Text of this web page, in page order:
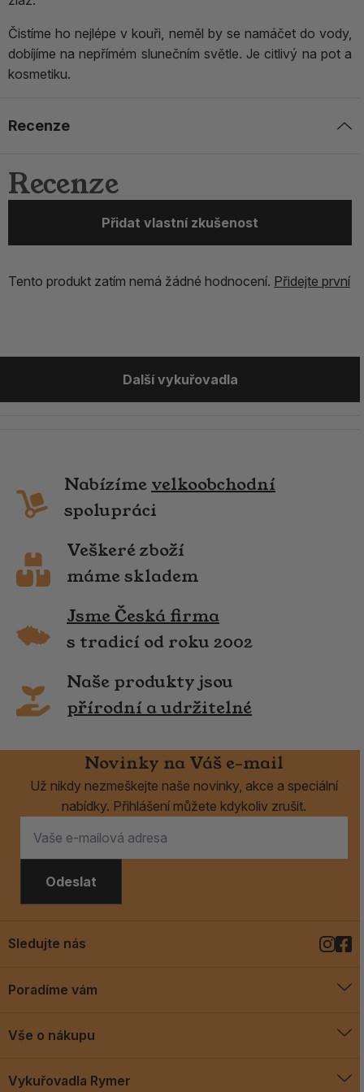
Čistíme ho nejlépe v kouři, neměl by se namáčet do vody,
dobíjíme na nepřímém slunečním světle. Je citlivý na pot a
kosmetiku.
Recenze
Recenze
Přidat vlastní zkušenost
Tento produkt zatím nemá žádné hodnocení. Přidejte první
Další vykuřovadla
Nabízíme velkoobchodní
spolupráci
Veškeré zboží
máme skladem
Jsme Česká firma
s tradicí od roku 2002
Naše produkty jsou
přírodní a udržitelné
Novinky na Váš e-mail
Už nikdy nezmeškejte naše novinky, akce a speciální
nabídky. Přihlášení můžete kdykoliv zrušit.
Odeslat
Poradíme vám
Blog
Vše o nákupu
Vykuřovadla Rymer
Sledujte nás